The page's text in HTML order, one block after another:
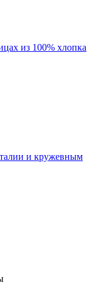
из 100% хлопка
и кружевным